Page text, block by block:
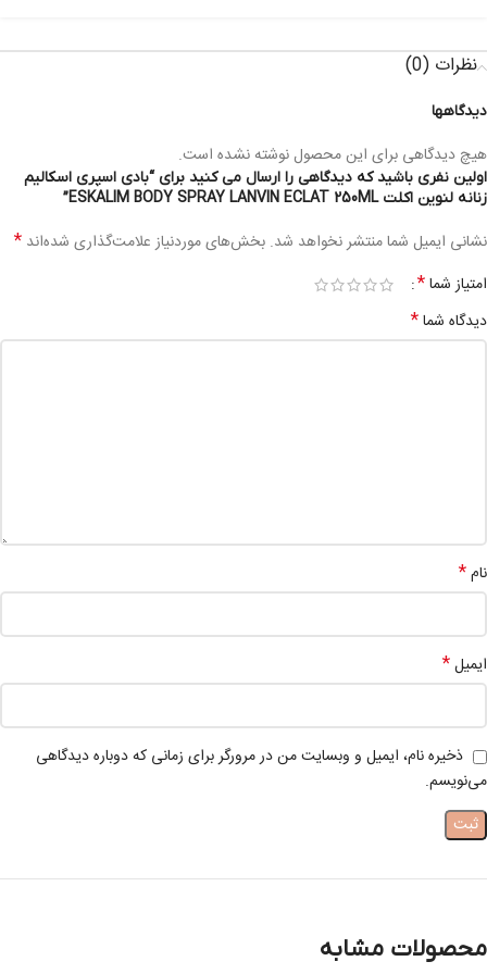
نظرات (0)
دیدگاهها
هیچ دیدگاهی برای این محصول نوشته نشده است.
اولین نفری باشید که دیدگاهی را ارسال می کنید برای “بادی اسپری اسکالیم
زنانه لنوین اکلت ESKALIM BODY SPRAY LANVIN ECLAT 250ML”
نشانی ایمیل شما منتشر نخواهد شد. بخش‌های موردنیاز علامت‌گذاری شده‌اند *
امتیاز شما*
دیدگاه شما*
نام*
ایمیل*
ذخیره نام، ایمیل و وبسایت من در مرورگر برای زمانی که دوباره دیدگاهی
می‌نویسم.
محصولات مشابه